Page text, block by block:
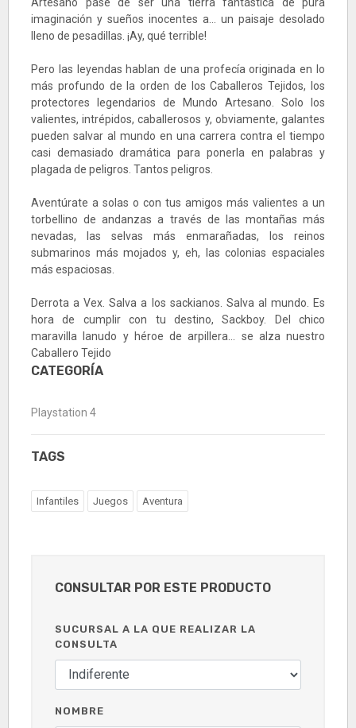
imaginación y sueños inocentes a... un paisaje desolado
lleno de pesadillas. ¡Ay, qué terrible!
Pero las leyendas hablan de una profecía originada en lo
más profundo de la orden de los Caballeros Tejidos, los
protectores legendarios de Mundo Artesano. Solo los
valientes, intrépidos, caballerosos y, obviamente, galantes
pueden salvar al mundo en una carrera contra el tiempo
casi demasiado dramática para ponerla en palabras y
plagada de peligros. Tantos peligros.
Aventúrate a solas o con tus amigos más valientes a un
torbellino de andanzas a través de las montañas más
nevadas, las selvas más enmarañadas, los reinos
submarinos más mojados y, eh, las colonias espaciales
más espaciosas.
Derrota a Vex. Salva a los sackianos. Salva al mundo. Es
hora de cumplir con tu destino, Sackboy. Del chico
maravilla lanudo y héroe de arpillera... se alza nuestro
Caballero Tejido
CATEGORÍA
Playstation 4
TAGS
Infantiles Juegos Aventura
CONSULTAR POR ESTE PRODUCTO
SUCURSAL A LA QUE REALIZAR LA
CONSULTA
NOMBRE